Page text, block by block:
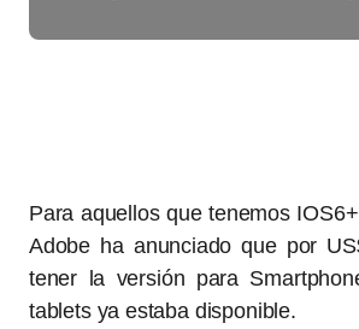
Para aquellos que tenemos
Adobe ha anunciado que por
tener la versión para
tablets ya estaba disponible.